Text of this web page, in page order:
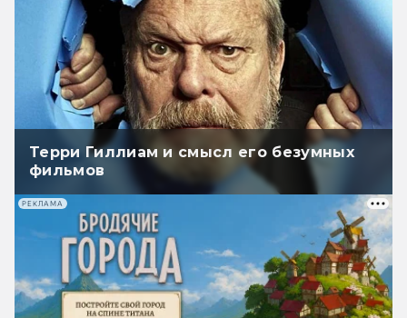
Терри Гиллиам и смысл его безумных
фильмов
РЕКЛАМА